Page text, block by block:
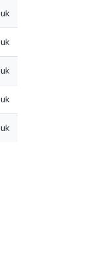
uk
uk
uk
uk
uk